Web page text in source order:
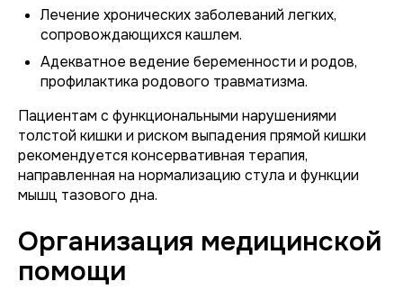
Лечение хронических заболеваний легких,
сопровождающихся кашлем.
Адекватное ведение беременности и родов,
профилактика родового травматизма.
Пациентам с функциональными нарушениями
толстой кишки и риском выпадения прямой кишки
рекомендуется консервативная терапия,
направленная на нормализацию стула и функции
мышц тазового дна.
Организация медицинской
помощи